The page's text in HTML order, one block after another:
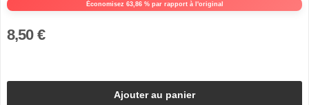
Économisez 63,86 % par rapport à l'original
8,50 €
Ajouter au panier